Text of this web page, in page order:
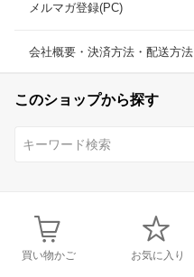
メルマガ登録(PC)
会社概要・決済方法・配送方法
このショップから探す
買い物かご お気に入り